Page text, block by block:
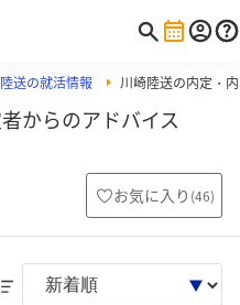
送の就活情報 川崎陸送の内定・
からのアドバイス
お気に入り (46)